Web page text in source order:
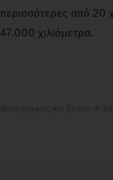
περισσότερες από 20
47.000 χιλιόμετρα.